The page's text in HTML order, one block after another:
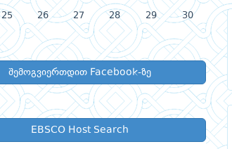
25 26 27 28 29 30
შემოგვიერთდით Facebook-ზე
EBSCO Host Search